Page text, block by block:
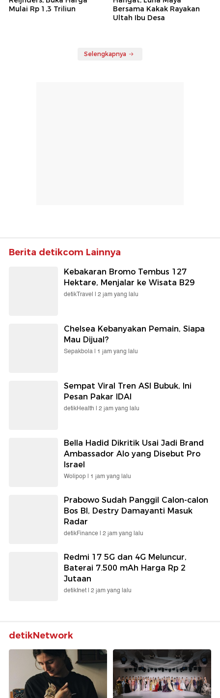
Mulai Rp 1,3 Triliun
Bersama Kakak Rayakan
Ultah Ibu Desa
Selengkapnya
Berita detikcom Lainnya
Kebakaran Bromo Tembus 127
Hektare, Menjalar ke Wisata B29
detikTravel | 2 jam yang lalu
Chelsea Kebanyakan Pemain, Siapa
Mau Dijual?
Sepakbola | 1 jam yang lalu
Sempat Viral Tren ASI Bubuk, Ini
Pesan Pakar IDAI
detikHealth | 2 jam yang lalu
Bella Hadid Dikritik Usai Jadi Brand
Ambassador Alo yang Disebut Pro
Israel
Wolipop | 1 jam yang lalu
Prabowo Sudah Panggil Calon-calon
Bos BI, Destry Damayanti Masuk
Radar
detikFinance | 2 jam yang lalu
Redmi 17 5G dan 4G Meluncur,
Baterai 7.500 mAh Harga Rp 2
Jutaan
detikInet | 2 jam yang lalu
detikNetwork